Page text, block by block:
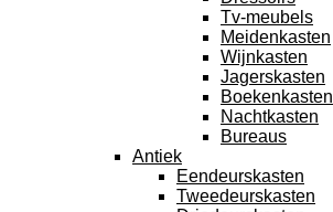
Tv-meubels
Meidenkasten
Wijnkasten
Jagerskasten
Boekenkasten
Nachtkasten
Bureaus
Antiek
Eendeurskasten
Tweedeurskasten